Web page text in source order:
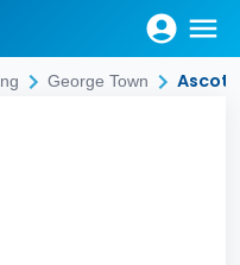
George Town Ascott